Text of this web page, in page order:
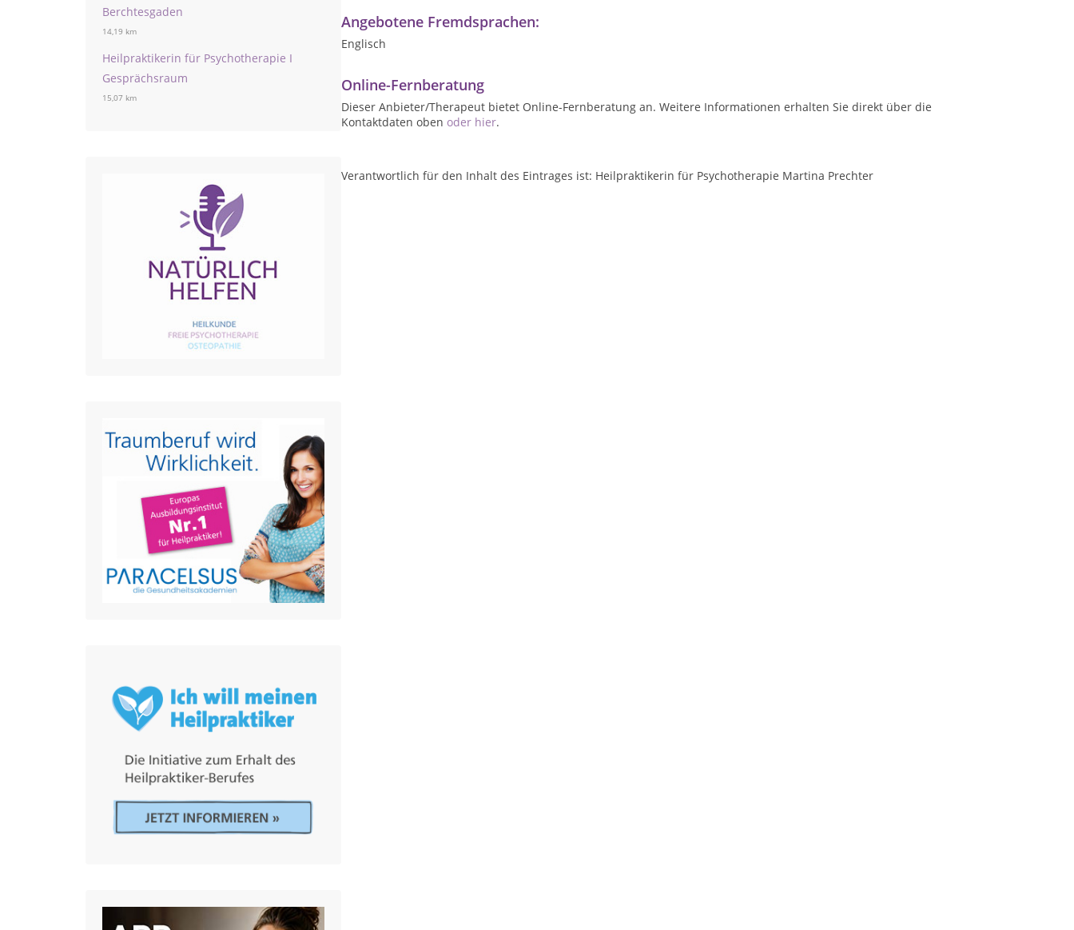
Berchtesgaden
14,19 km
Heilpraktikerin für Psychotherapie I
Gesprächsraum
15,07 km
Angebotene Fremdsprachen:
Englisch
Online-Fernberatung
Dieser Anbieter/Therapeut bietet Online-Fernberatung an. Weitere Informationen erhalten Sie direkt über die
Kontaktdaten oben oder hier.
Verantwortlich für den Inhalt des Eintrages ist: Heilpraktikerin für Psychotherapie Martina Prechter